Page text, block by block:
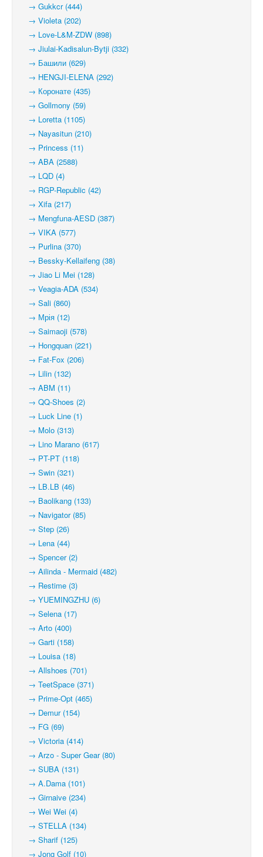
→ Gukkcr (444)
→ Violeta (202)
→ Love-L&M-ZDW (898)
→ Jiulai-Kadisalun-Bytji (332)
→ Башили (629)
→ HENGJI-ELENA (292)
→ Коронате (435)
→ Gollmony (59)
→ Loretta (1105)
→ Nayasitun (210)
→ Princess (11)
→ ABA (2588)
→ LQD (4)
→ RGP-Republic (42)
→ Xifa (217)
→ Mengfuna-AESD (387)
→ VIKA (577)
→ Purlina (370)
→ Bessky-Kellaifeng (38)
→ Jiao Li Mei (128)
→ Veagia-ADA (534)
→ Sali (860)
→ Мрія (12)
→ Saimaoji (578)
→ Hongquan (221)
→ Fat-Fox (206)
→ Lilin (132)
→ ABM (11)
→ QQ-Shoes (2)
→ Luck Line (1)
→ Molo (313)
→ Lino Marano (617)
→ PT-PT (118)
→ Swin (321)
→ LB.LB (46)
→ Baolikang (133)
→ Navigator (85)
→ Step (26)
→ Lena (44)
→ Spencer (2)
→ Ailinda - Mermaid (482)
→ Restime (3)
→ YUEMINGZHU (6)
→ Selena (17)
→ Arto (400)
→ Garti (158)
→ Louisa (18)
→ Allshoes (701)
→ TeetSpace (371)
→ Prime-Opt (465)
→ Demur (154)
→ FG (69)
→ Victoria (414)
→ Arzo - Super Gear (80)
→ SUBA (131)
→ A.Dama (101)
→ Girnaive (234)
→ Wei Wei (4)
→ STELLA (134)
→ Sharif (125)
→ Jong Golf (10)